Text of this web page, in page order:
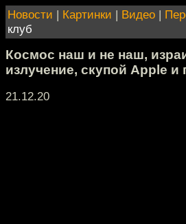
Новости | Картинки | Видео |
клуб
Космос наш и не наш,
излучение, скупой Apple
21.12.20